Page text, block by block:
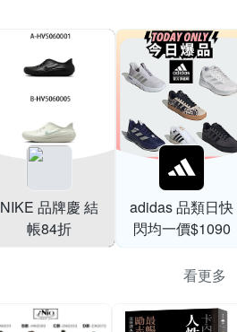
NIKE 品牌慶 結
帳84折
adidas 品類日快
閃均一價$1090
看更多